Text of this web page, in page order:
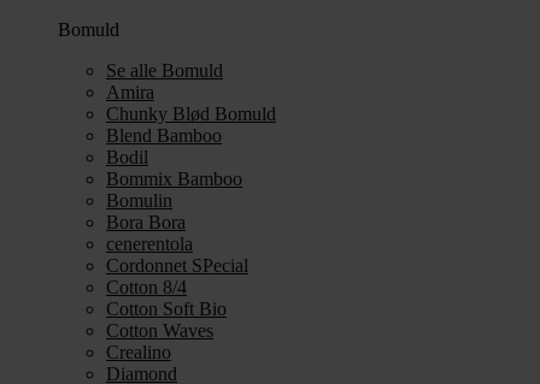
Bomuld
Se alle Bomuld
Amira
Chunky Blød Bomuld
Blend Bamboo
Bodil
Bommix Bamboo
Bomulin
Bora Bora
cenerentola
Cordonnet SPecial
Cotton 8/4
Cotton Soft Bio
Cotton Waves
Crealino
Diamond